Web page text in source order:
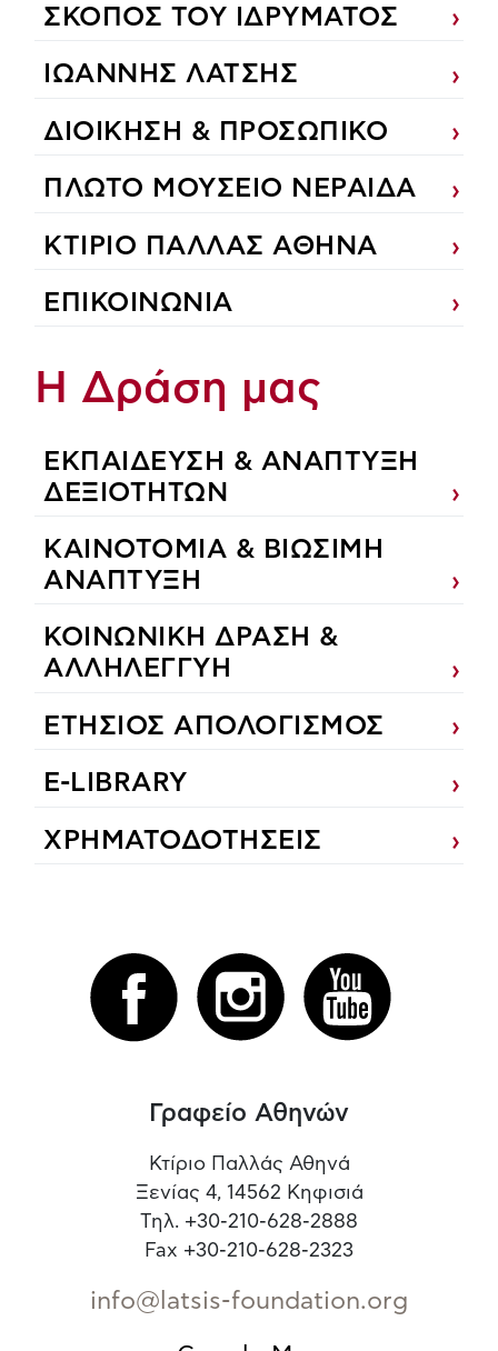
ΣΚΟΠΟΣ ΤΟΥ ΙΔΡΥΜΑΤΟΣ
ΙΩΑΝΝΗΣ ΛΑΤΣΗΣ
ΔΙΟΙΚΗΣΗ & ΠΡΟΣΩΠΙΚΟ
ΠΛΩΤΟ ΜΟΥΣΕΙΟ ΝΕΡΑΙΔΑ
ΚΤΙΡΙΟ ΠΑΛΛΑΣ ΑΘΗΝΑ
ΕΠΙΚΟΙΝΩΝΙΑ
Η Δράση μας
ΕΚΠΑIΔΕΥΣΗ & ΑΝΑΠΤΥΞΗ
ΔΕΞΙΟΤΗΤΩΝ
ΚΑΙΝΟΤΟΜΙΑ & ΒΙΩΣΙΜΗ
ΑΝΑΠΤΥΞΗ
ΚΟΙΝΩΝΙΚΗ ΔΡΑΣΗ &
ΑΛΛΗΛΕΓΓΥΗ
ΕΤΗΣΙΟΣ ΑΠΟΛΟΓΙΣΜΟΣ
E-LIBRARY
ΧΡΗΜΑΤΟΔΟΤΗΣΕΙΣ
Γραφείο Αθηνών
Κτίριο Παλλάς Αθηνά
Ξενίας 4, 14562 Κηφισιά
Τηλ. +30-210-628-2888
Fax +30-210-628-2323
info@latsis-foundation.org